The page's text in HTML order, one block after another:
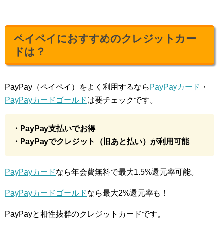
ペイペイにおすすめのクレジットカー
ドは？
PayPay（ペイペイ）をよく利用するなら PayPayカード ・
PayPayカードゴールドは要チェックです。
・PayPay支払いでお得
・PayPayでクレジット（旧あと払い）が利用可能
PayPayカードなら年会費無料で最大1.5%還元率可能。
PayPayカードゴールドなら最大2%還元率も！
PayPayと相性抜群のクレジットカードです。